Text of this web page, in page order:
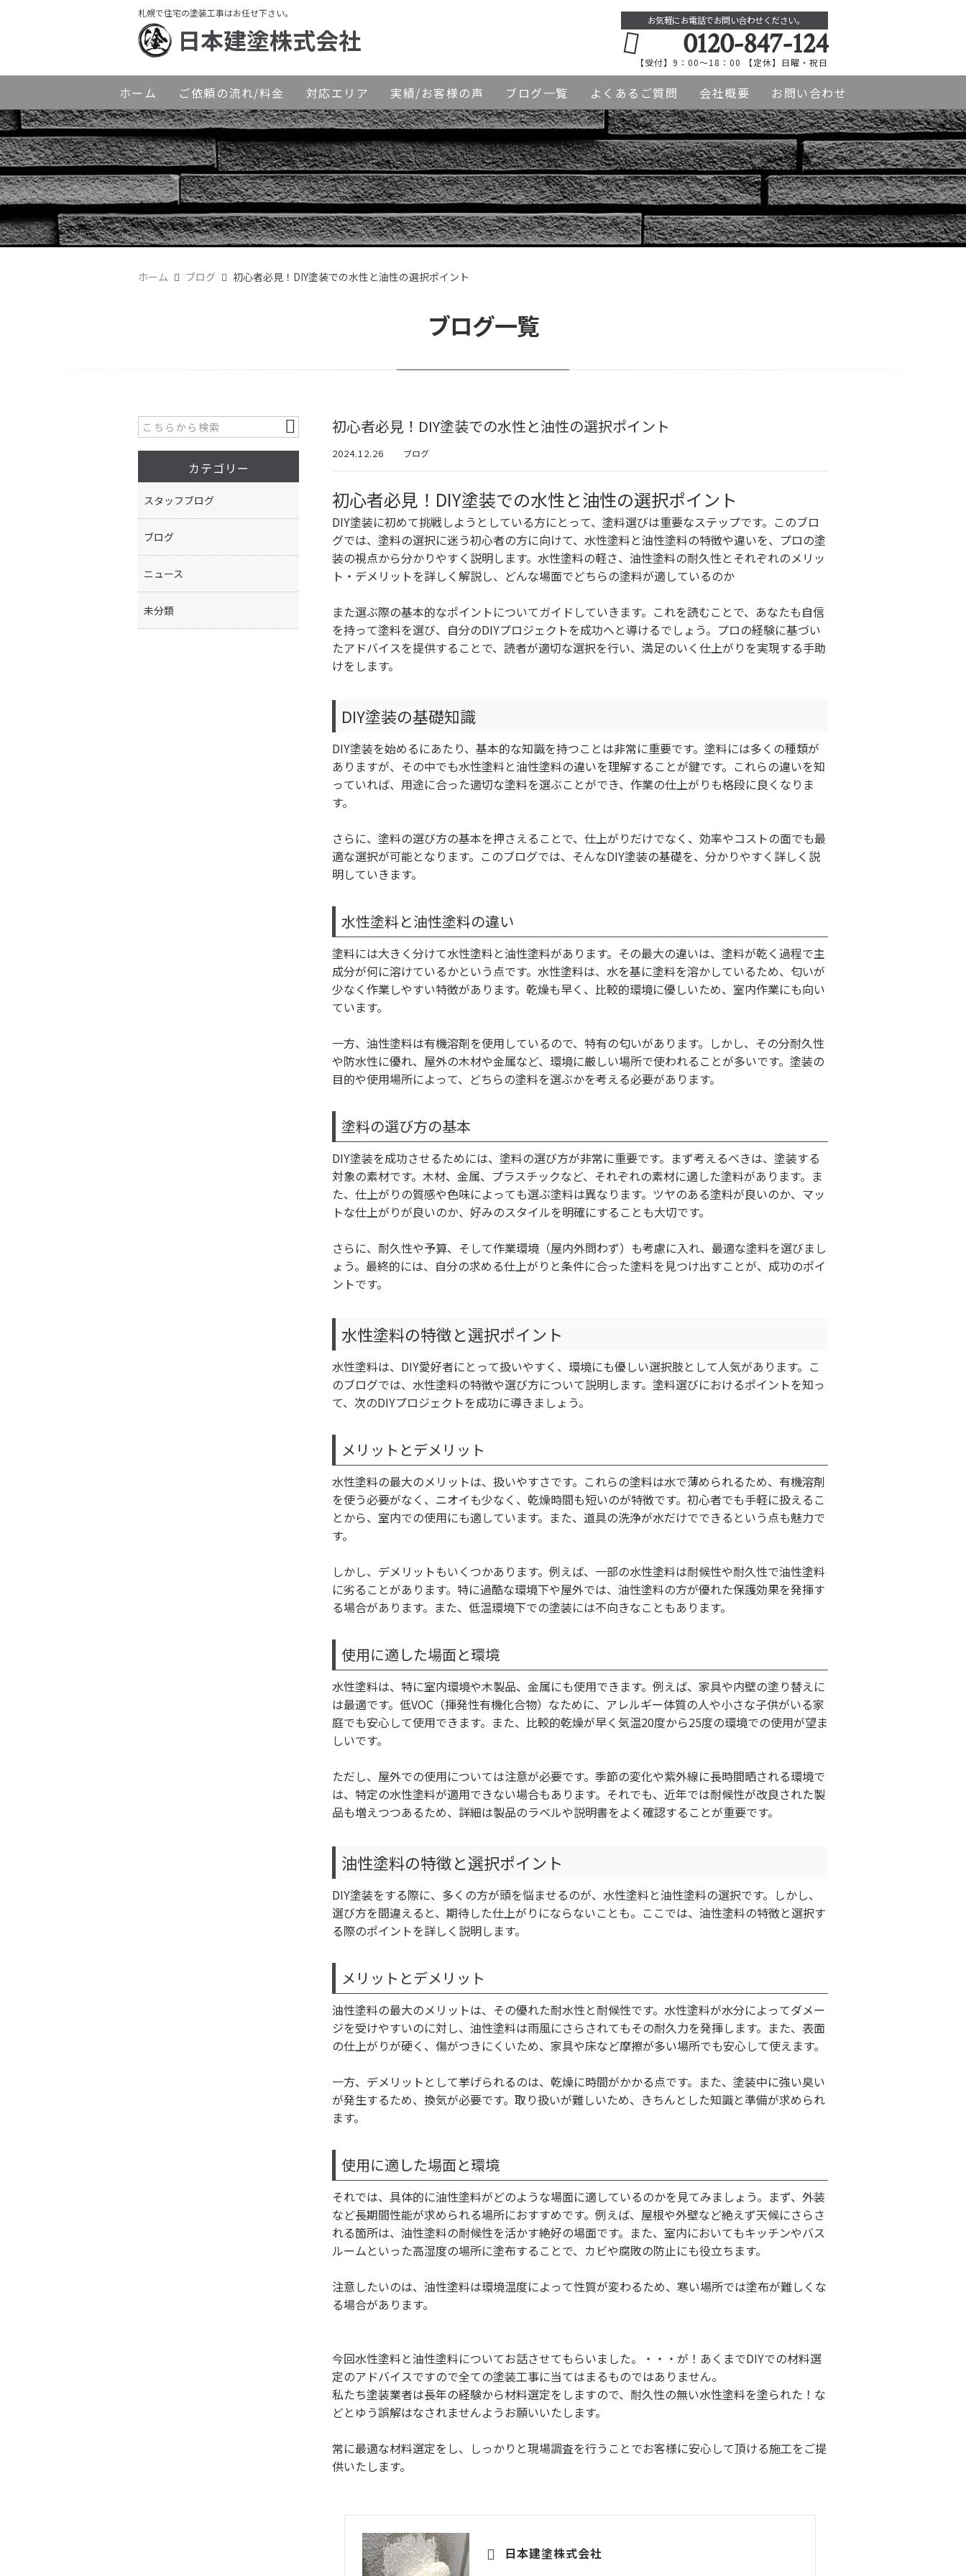
札幌で住宅の塗装工事はお任せ下さい。
日本建塗株式会社
お気軽にお電話でお問い合わせください。
0120-847-124
【受付】9：00～18：00 【定休】日曜・祝日
ホーム ご依頼の流れ/料金 対応エリア 実績/お客様の声 ブログ一覧 よくあるご質問 会社概要 お問い合わせ
ホーム ブログ 初心者必見！DIY塗装での水性と油性の選択ポイント
ブログ一覧
初心者必見！DIY塗装での水性と油性の選択ポイント
2024.12.26 ブログ
初心者必見！DIY塗装での水性と油性の選択ポイント
DIY塗装に初めて挑戦しようとしている方にとって、塗料選びは重要なステップです。このブロ
グでは、塗料の選択に迷う初心者の方に向けて、水性塗料と油性塗料の特徴や違いを、プロの塗
装の視点から分かりやすく説明します。水性塗料の軽さ、油性塗料の耐久性とそれぞれのメリッ
ト・デメリットを詳しく解説し、どんな場面でどちらの塗料が適しているのか
また選ぶ際の基本的なポイントについてガイドしていきます。これを読むことで、あなたも自信
を持って塗料を選び、自分のDIYプロジェクトを成功へと導けるでしょう。プロの経験に基づい
たアドバイスを提供することで、読者が適切な選択を行い、満足のいく仕上がりを実現する手助
けをします。
DIY塗装の基礎知識
DIY塗装を始めるにあたり、基本的な知識を持つことは非常に重要です。塗料には多くの種類が
ありますが、その中でも水性塗料と油性塗料の違いを理解することが鍵です。これらの違いを知
っていれば、用途に合った適切な塗料を選ぶことができ、作業の仕上がりも格段に良くなりま
す。
さらに、塗料の選び方の基本を押さえることで、仕上がりだけでなく、効率やコストの面でも最
適な選択が可能となります。このブログでは、そんなDIY塗装の基礎を、分かりやすく詳しく説
明していきます。
水性塗料と油性塗料の違い
塗料には大きく分けて水性塗料と油性塗料があります。その最大の違いは、塗料が乾く過程で主
成分が何に溶けているかという点です。水性塗料は、水を基に塗料を溶かしているため、匂いが
少なく作業しやすい特徴があります。乾燥も早く、比較的環境に優しいため、室内作業にも向い
ています。
一方、油性塗料は有機溶剤を使用しているので、特有の匂いがあります。しかし、その分耐久性
や防水性に優れ、屋外の木材や金属など、環境に厳しい場所で使われることが多いです。塗装の
目的や使用場所によって、どちらの塗料を選ぶかを考える必要があります。
塗料の選び方の基本
DIY塗装を成功させるためには、塗料の選び方が非常に重要です。まず考えるべきは、塗装する
対象の素材です。木材、金属、プラスチックなど、それぞれの素材に適した塗料があります。ま
た、仕上がりの質感や色味によっても選ぶ塗料は異なります。ツヤのある塗料が良いのか、マッ
トな仕上がりが良いのか、好みのスタイルを明確にすることも大切です。
さらに、耐久性や予算、そして作業環境（屋内外問わず）も考慮に入れ、最適な塗料を選びまし
ょう。最終的には、自分の求める仕上がりと条件に合った塗料を見つけ出すことが、成功のポイ
ントです。
水性塗料の特徴と選択ポイント
水性塗料は、DIY愛好者にとって扱いやすく、環境にも優しい選択肢として人気があります。こ
のブログでは、水性塗料の特徴や選び方について説明します。塗料選びにおけるポイントを知っ
て、次のDIYプロジェクトを成功に導きましょう。
メリットとデメリット
水性塗料の最大のメリットは、扱いやすさです。これらの塗料は水で薄められるため、有機溶剤
を使う必要がなく、ニオイも少なく、乾燥時間も短いのが特徴です。初心者でも手軽に扱えるこ
とから、室内での使用にも適しています。また、道具の洗浄が水だけでできるという点も魅力で
す。
しかし、デメリットもいくつかあります。例えば、一部の水性塗料は耐候性や耐久性で油性塗料
に劣ることがあります。特に過酷な環境下や屋外では、油性塗料の方が優れた保護効果を発揮す
る場合があります。また、低温環境下での塗装には不向きなこともあります。
使用に適した場面と環境
水性塗料は、特に室内環境や木製品、金属にも使用できます。例えば、家具や内壁の塗り替えに
は最適です。低VOC（揮発性有機化合物）なために、アレルギー体質の人や小さな子供がいる家
庭でも安心して使用できます。また、比較的乾燥が早く気温20度から25度の環境での使用が望ま
しいです。
ただし、屋外での使用については注意が必要です。季節の変化や紫外線に長時間晒される環境で
は、特定の水性塗料が適用できない場合もあります。それでも、近年では耐候性が改良された製
品も増えつつあるため、詳細は製品のラベルや説明書をよく確認することが重要です。
油性塗料の特徴と選択ポイント
DIY塗装をする際に、多くの方が頭を悩ませるのが、水性塗料と油性塗料の選択です。しかし、
選び方を間違えると、期待した仕上がりにならないことも。ここでは、油性塗料の特徴と選択す
る際のポイントを詳しく説明します。
メリットとデメリット
油性塗料の最大のメリットは、その優れた耐水性と耐候性です。水性塗料が水分によってダメー
ジを受けやすいのに対し、油性塗料は雨風にさらされてもその耐久力を発揮します。また、表面
の仕上がりが硬く、傷がつきにくいため、家具や床など摩擦が多い場所でも安心して使えます。
一方、デメリットとして挙げられるのは、乾燥に時間がかかる点です。また、塗装中に強い臭い
が発生するため、換気が必要です。取り扱いが難しいため、きちんとした知識と準備が求められ
ます。
使用に適した場面と環境
それでは、具体的に油性塗料がどのような場面に適しているのかを見てみましょう。まず、外装
など長期間性能が求められる場所におすすめです。例えば、屋根や外壁など絶えず天候にさらさ
れる箇所は、油性塗料の耐候性を活かす絶好の場面です。また、室内においてもキッチンやバス
ルームといった高湿度の場所に塗布することで、カビや腐敗の防止にも役立ちます。
注意したいのは、油性塗料は環境温度によって性質が変わるため、寒い場所では塗布が難しくな
る場合があります。
今回水性塗料と油性塗料についてお話させてもらいました。・・・が！あくまでDIYでの材料選
定のアドバイスですので全ての塗装工事に当てはまるものではありません。
私たち塗装業者は長年の経験から材料選定をしますので、耐久性の無い水性塗料を塗られた！な
どとゆう誤解はなされませんようお願いいたします。
常に最適な材料選定をし、しっかりと現場調査を行うことでお客様に安心して頂ける施工をご提
供いたします。
日本建塗株式会社
カテゴリー
スタッフブログ
ブログ
ニュース
未分類